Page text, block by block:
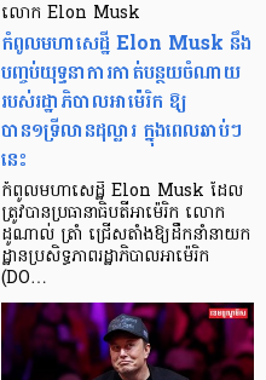
លោក Elon Musk
កំពូលមហាសេដ្ឋី Elon Musk នឹង
បញ្ចប់យុទ្ធនាការកាត់បន្ថយចំណាយ
របស់រដ្ឋាភិបាលអាម៉េរិក ឱ្យ
បាន១ទ្រីលានដុល្លារ ក្នុងពេលឆាប់ៗ
នេះ
កំពូលមហាសេដ្ឋី Elon Musk ដែល
ត្រូវបានប្រធានាធិបតីអាម៉េរិក លោក
ដូណាល់ ត្រាំ ជ្រើសតាំងឱ្យដឹកនាំនាយក
ដ្ឋានប្រសិទ្ធភាពរដ្ឋាភិបាលអាម៉េរិក
(DO…